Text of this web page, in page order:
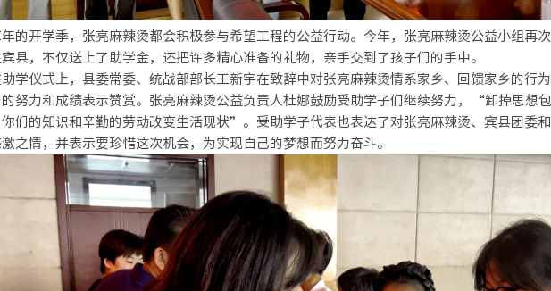
开学季，张亮麻辣烫都会积极参与希望工程的公益行动。今年，张亮麻辣烫公益小组再次
县，不仅送上了助学金，还把许多精心准备的礼物，亲手交到了孩子们的手中。
仪式上，县委常委、统战部部长王新宇在致辞中对张亮麻辣烫情系家乡、回馈家乡的行为
努力和成绩表示赞赏。张亮麻辣烫公益负责人杜娜鼓励受助学子们继续努力，“卸掉思想
们的知识和辛勤的劳动改变生活现状”。受助学子代表也表达了对张亮麻辣烫、宾县团委
之情，并表示要珍惜这次机会，为实现自己的梦想而努力奋斗。